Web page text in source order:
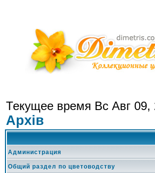
Текущее время Вс Авг 09,
Архів
Администрация
Общий раздел по цветоводству